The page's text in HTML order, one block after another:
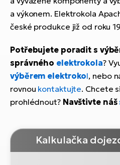
a výkonem. Elektrokola
české produkce již od roku
Potřebujete poradit s
správného elektrokola?
výběrem elektrokol, nebo
rovnou kontaktujte. Chcete si
prohlédnout? Navštivte náš
Kalkulačka